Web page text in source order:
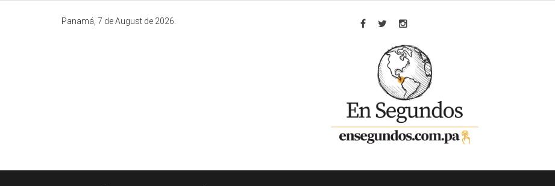
Panamá, 7 de August de 2026.
Facebook
TwitterInstagram